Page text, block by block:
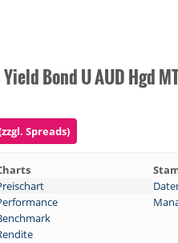
Bond U AUD Hgd
Spreads)